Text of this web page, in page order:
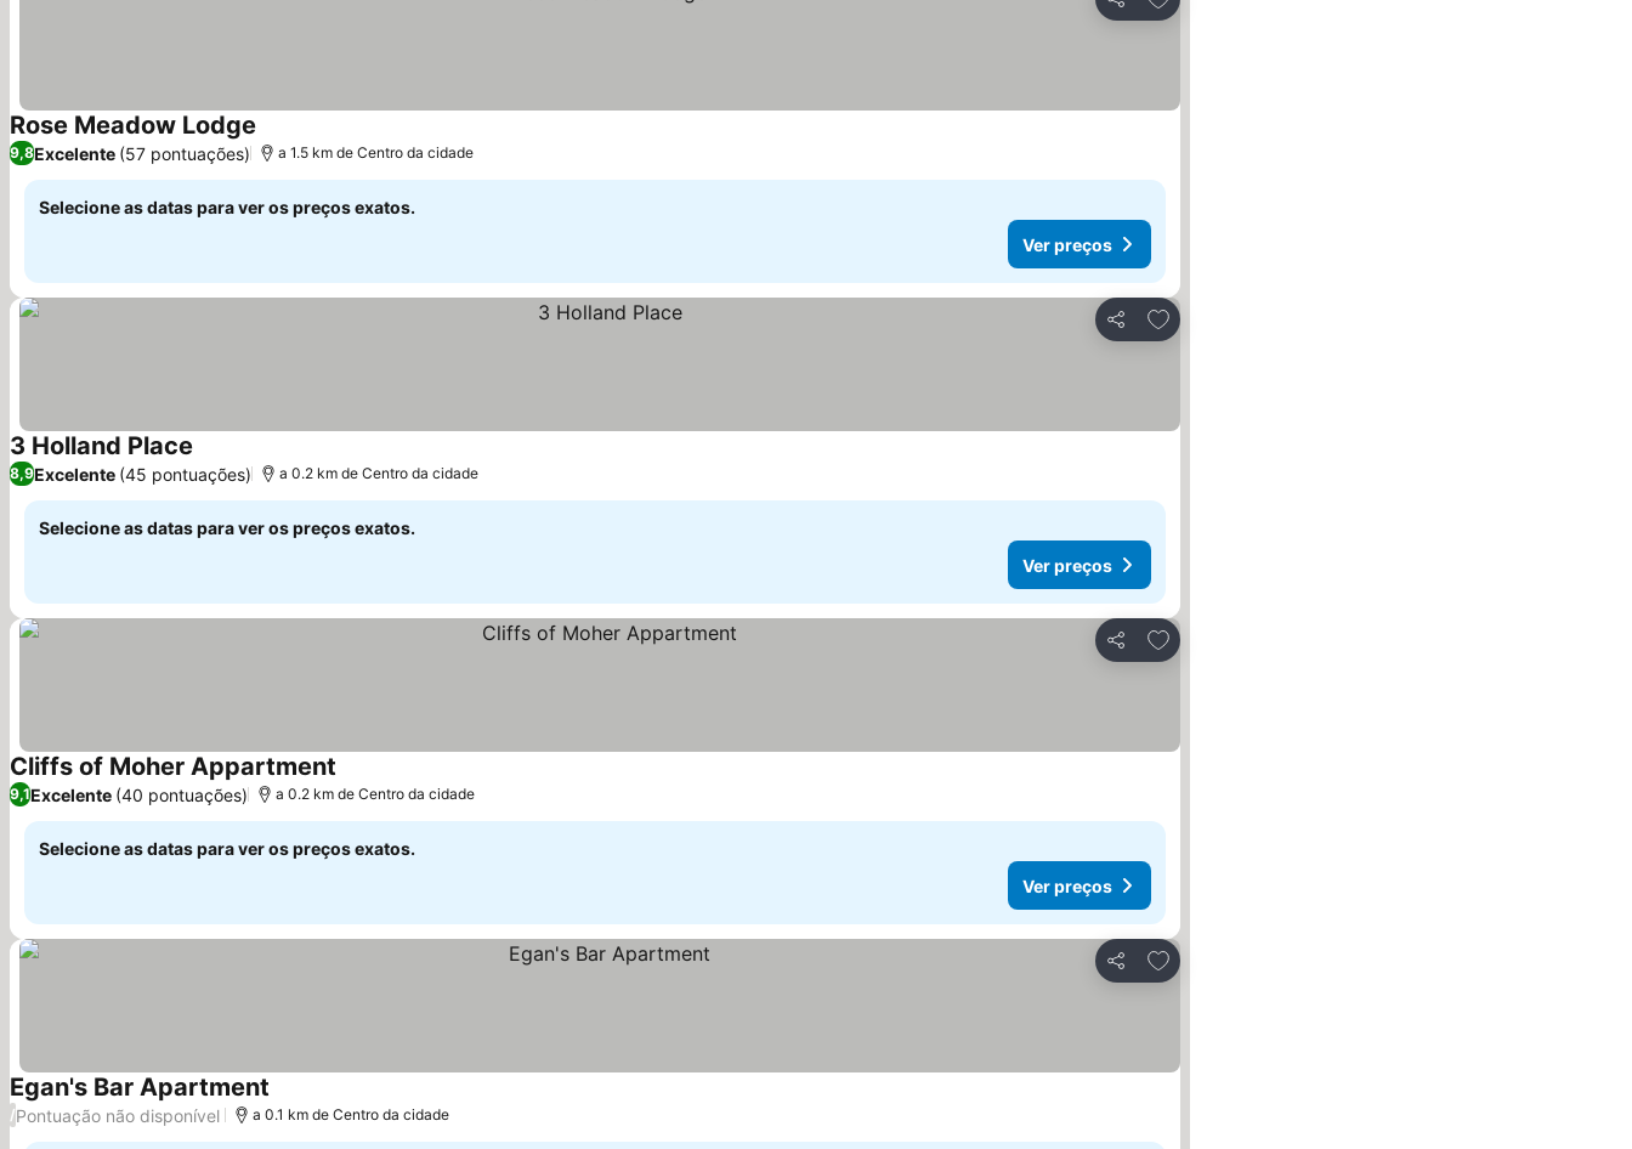
Partilhar
Rose Meadow Lodge Ver preços
9,8Excelente (57 pontuações) a 1.5 km de Centro da cidade
Selecione as datas para ver os preços exatos.
Ver preços
Partilhar
Adicionar aos favoritos
3 Holland Place Ver preços
8,9Excelente (45 pontuações) a 0.2 km de Centro da cidade
Selecione as datas para ver os preços exatos.
Ver preços
Partilhar
Adicionar aos favoritos
Cliffs of Moher Appartment
9,1Excelente (40 pontuações) a 0.2 km de Centro da cidade
Selecione as datas para ver os preços exatos.
Ver preços
Partilhar
Adicionar aos favoritos
Egan's Bar Apartment
/Pontuação não disponível a 0.1 km de Centro da cidade